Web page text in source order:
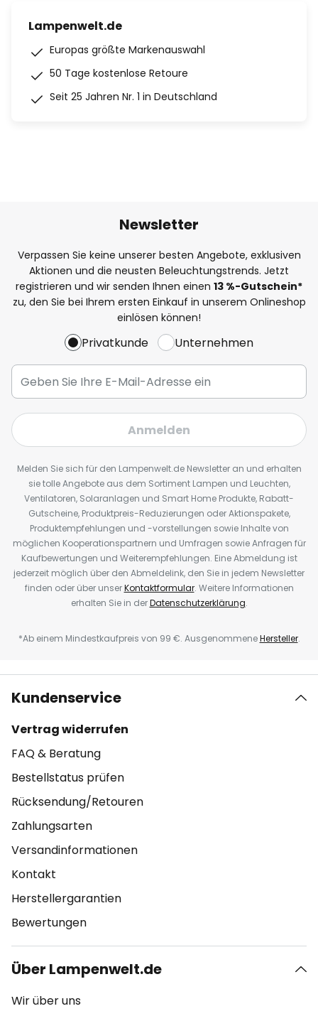
Lampenwelt.de
Europas größte Markenauswahl
50 Tage kostenlose Retoure
Seit 25 Jahren Nr. 1 in Deutschland
Newsletter
Verpassen Sie keine unserer besten Angebote, exklusiven
Aktionen und die neusten Beleuchtungstrends. Jetzt
registrieren und wir senden Ihnen einen 13 %-Gutschein*
zu, den Sie bei Ihrem ersten Einkauf in unserem Onlineshop
einlösen können!
Privatkunde Unternehmen
Anmelden
Melden Sie sich für den Lampenwelt.de Newsletter an und erhalten
sie tolle Angebote aus dem Sortiment Lampen und Leuchten,
Ventilatoren, Solaranlagen und Smart Home Produkte, Rabatt-
Gutscheine, Produktpreis-Reduzierungen oder Aktionspakete,
Produktempfehlungen und -vorstellungen sowie Inhalte von
möglichen Kooperationspartnern und Umfragen sowie Anfragen für
Kaufbewertungen und Weiterempfehlungen. Eine Abmeldung ist
jederzeit möglich über den Abmeldelink, den Sie in jedem Newsletter
finden oder über unserKontaktformular. Weitere Informationen
erhalten Sie in derDatenschutzerklärung.
*Ab einem Mindestkaufpreis von 99 €. AusgenommeneHersteller.
Kundenservice
Vertrag widerrufen
FAQ & Beratung
Bestellstatus prüfen
Rücksendung/Retouren
Zahlungsarten
Versandinformationen
Kontakt
Herstellergarantien
Bewertungen
Über Lampenwelt.de
Wir über uns